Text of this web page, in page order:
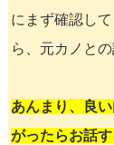
にまず確認し
ら、元カノと
あんまり、良
がったらお話